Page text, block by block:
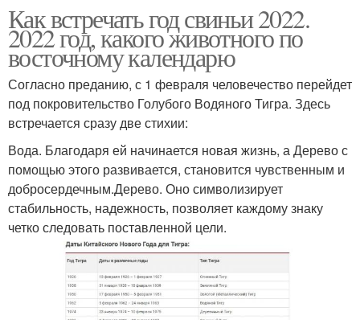
Как встречать год свиньи 2022.
2022 год, какого животного по
восточному календарю
Согласно преданию, с 1 февраля человечество перейдет
под покровительство Голубого Водяного Тигра. Здесь
встречается сразу две стихии:
Вода. Благодаря ей начинается новая жизнь, а Дерево с
помощью этого развивается, становится чувственным и
добросердечным.Дерево. Оно символизирует
стабильность, надежность, позволяет каждому знаку
четко следовать поставленной цели.